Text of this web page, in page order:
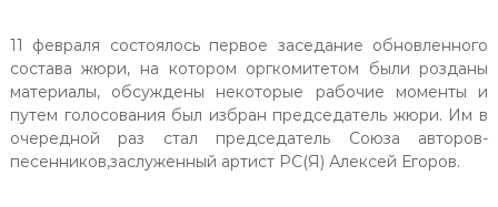
11 февраля состоялось первое заседание обновленного
состава жюри, на котором оргкомитетом были розданы
материалы, обсуждены некоторые рабочие моменты и
путем голосования был избран председатель жюри. Им в
очередной раз стал председатель Союза авторов-
песенников,заслуженный артист РС(Я) Алексей Егоров.